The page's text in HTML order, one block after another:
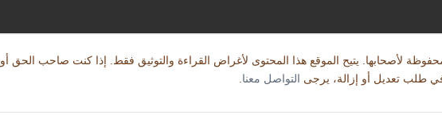
لأصحابها. يتيح الموقع هذا المحتوى لأغراض القراءة والتوثيق فقط. إذا كنت صاحب الحق أو
طلب تعديل أو إزالة، يرجى التواصل معنا